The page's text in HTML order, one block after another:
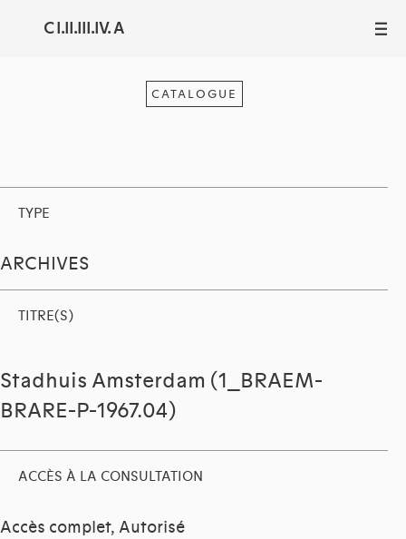
C I.II.III.IV. A III
CATALOGUE
TYPE
ARCHIVES
TITRE(S)
Stadhuis Amsterdam (1_BRAEM-
BRARE-P-1967.04)
ACCÈS À LA CONSULTATION
Accès complet, Autorisé